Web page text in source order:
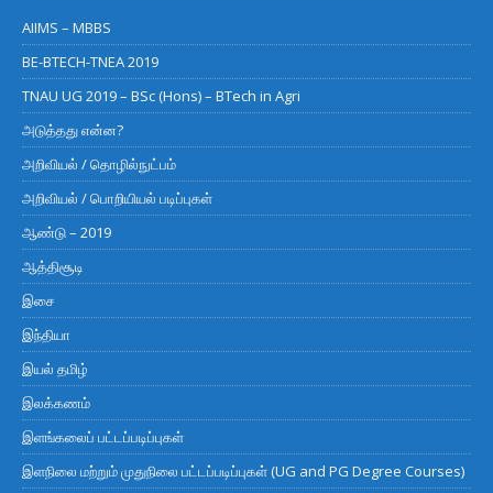
AIIMS – MBBS
BE-BTECH-TNEA 2019
TNAU UG 2019 – BSc (Hons) – BTech in Agri
அடுத்தது என்ன?
அறிவியல் / தொழில்நுட்பம்
அறிவியல் / பொறியியல் படிப்புகள்
ஆண்டு – 2019
ஆத்திசூடி
இசை
இந்தியா
இயல் தமிழ்
இலக்கணம்
இளங்கலைப் பட்டப்படிப்புகள்
இளநிலை மற்றும் முதுநிலை பட்டப்படிப்புகள் (UG and PG Degree Courses)